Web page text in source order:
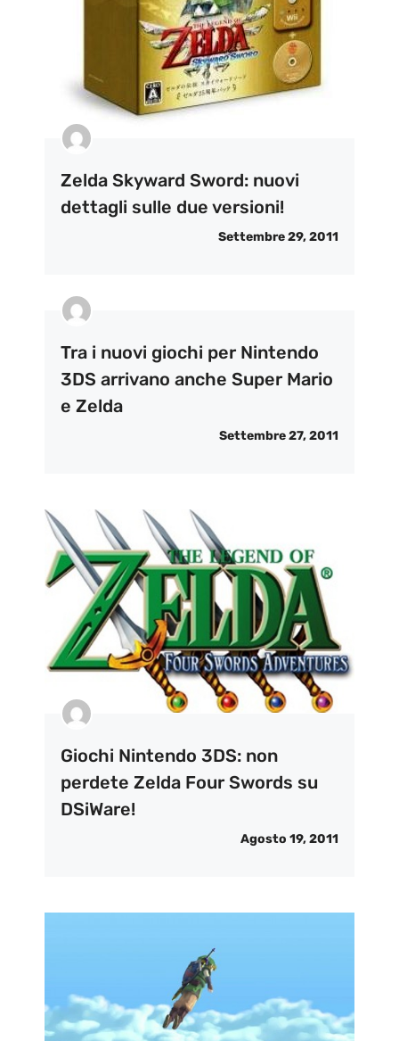
Zelda Skyward Sword: nuovi
dettagli sulle due versioni!
Settembre 29, 2011
Tra i nuovi giochi per Nintendo
3DS arrivano anche Super Mario
e Zelda
Settembre 27, 2011
Giochi Nintendo 3DS: non
perdete Zelda Four Swords su
DSiWare!
Agosto 19, 2011